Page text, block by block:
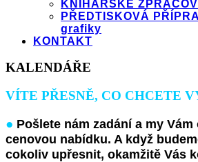
KNIHAŘSKÉ
PŘEDTISKOVÁ
grafiky
KONTAKT
KALENDÁŘE
VÍTE PŘESNĚ, CO CHCETE
● Pošlete nám zadání a my Vám
cenovou nabídku. A když
cokoliv upřesnit, okamžitě Vás